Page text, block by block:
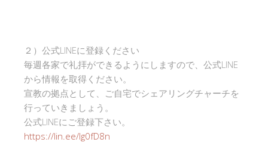
２）公式LINEに登録ください
毎週各家で礼拝ができるようにしますので、公式LINE
から情報を取得ください。
宣教の拠点として、ご自宅でシェアリングチャーチを
行っていきましょう。
公式LINEにご登録下さい。
https://lin.ee/Ig0fD8n